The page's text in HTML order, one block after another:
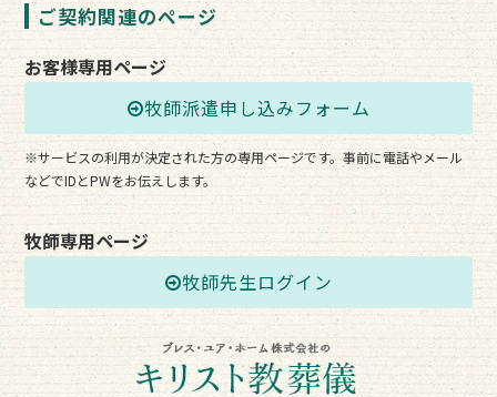
ご契約関連のページ
お客様専用ページ
牧師派遣申し込みフォーム
※サービスの利用が決定された方の専用ページです。事前に電話やメール
などでIDとPWをお伝えします。
牧師専用ページ
牧師先生ログイン